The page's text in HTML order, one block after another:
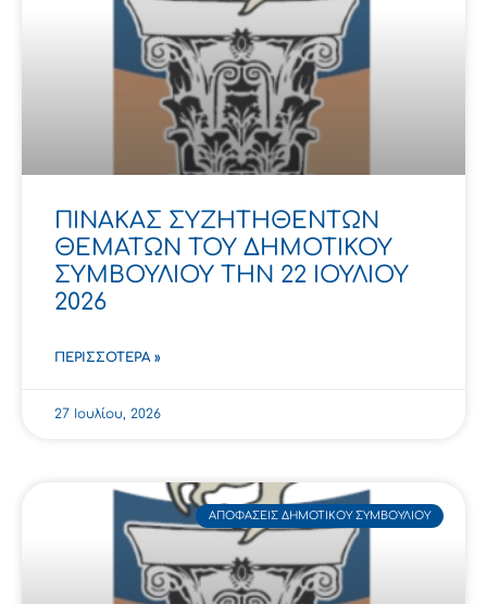
ΠΙΝΑΚΑΣ ΣΥΖΗΤΗΘΕΝΤΩΝ
ΘΕΜΑΤΩΝ ΤΟΥ ΔΗΜΟΤΙΚΟΥ
ΣΥΜΒΟΥΛΙΟΥ ΤΗΝ 22 ΙΟΥΛΙΟΥ
2026
ΠΕΡΙΣΣΌΤΕΡΑ »
27 Ιουλίου, 2026
ΑΠΟΦΆΣΕΙΣ ΔΗΜΟΤΙΚΟΎ ΣΥΜΒΟΥΛΊΟΥ